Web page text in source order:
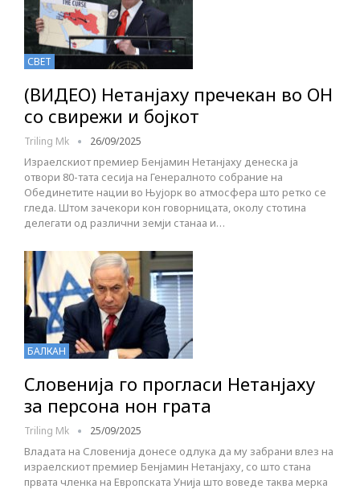
СВЕТ
(ВИДЕО) Нетанјаху пречекан во ОН
со свирежи и бојкот
Triling Mk 26/09/2025
Израелскиот премиер Бенјамин Нетанјаху денеска ја
отвори 80-тата сесија на Генералното собрание на
Обединетите нации во Њујорк во атмосфера што ретко се
гледа. Штом зачекори кон говорницата, околу стотина
делегати од различни земји станаа и…
БАЛКАН
Словенија го прогласи Нетанјаху
за персона нон грата
Triling Mk 25/09/2025
Владата на Словенија донесе одлука да му забрани влез на
израелскиот премиер Бенјамин Нетанјаху, со што стана
првата членка на Европската Унија што воведе таква мерка